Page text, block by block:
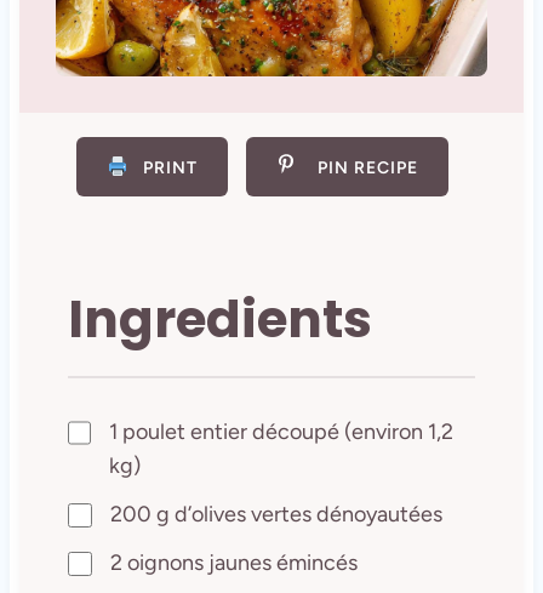
PRINT PIN RECIPE
Ingredients
1 poulet entier découpé (environ 1,2
kg)
200 g d’olives vertes dénoyautées
2 oignons jaunes émincés